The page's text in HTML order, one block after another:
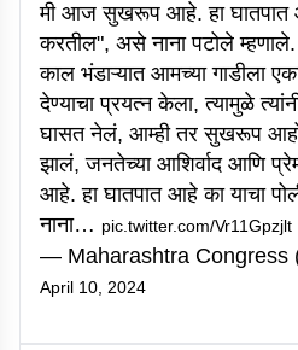
मी आज सुखरूप आहे. हा घातपात
करतील", असे नाना पटोले म्हणाले.
काल भंडाऱ्यात आमच्या गाडीला
देण्याचा प्रयत्न केला, त्यामुळे
घासत नेलं, आम्ही तर सुखरूप
झालं, जनतेच्या आशिर्वाद आणि
आहे. हा घातपात आहे का याचा
नाना… pic.twitter.com/Vr11Gpzjlt
— Maharashtra Congress
April 10, 2024